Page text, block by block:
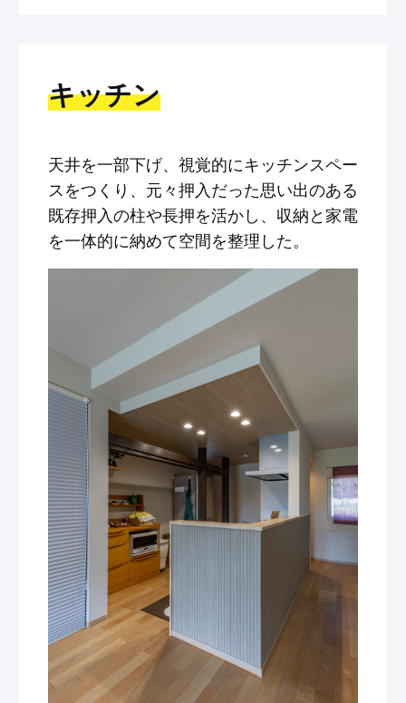
キッチン
天井を一部下げ、視覚的にキッチンスペー
スをつくり、元々押入だった思い出のある
既存押入の柱や長押を活かし、収納と家電
を一体的に納めて空間を整理した。